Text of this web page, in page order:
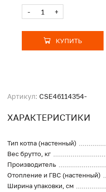
Артикул: CSE46114354-
ХАРАКТЕРИСТИКИ
Тип котла (настенный)
Вес брутто, кг
Производитель
Отопление и ГВС (настенный)
Ширина упаковки, см
- +
КУПИТЬ